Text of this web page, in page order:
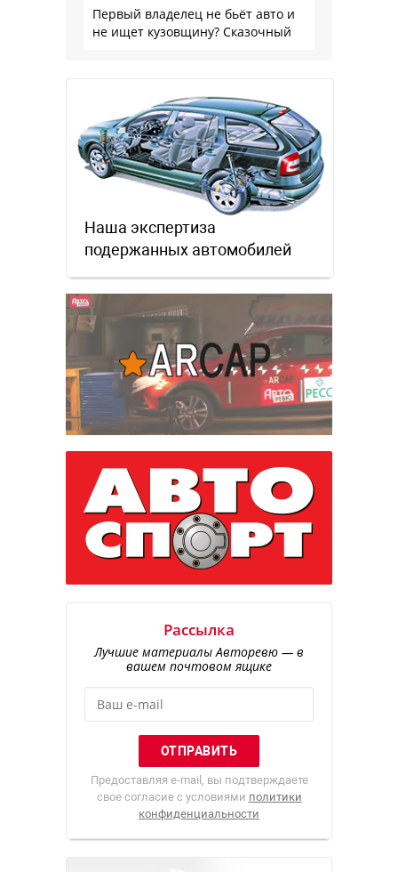
Первый владелец не бьёт авто и
не ищет кузовщину? Сказочный
Наша экспертиза
подержанных автомобилей
Рассылка
Лучшие материалы Авторевю — в
вашем почтовом ящике
Предоставляя e-mail, вы подтверждаете
свое согласие с условиями политики
конфиденциальности